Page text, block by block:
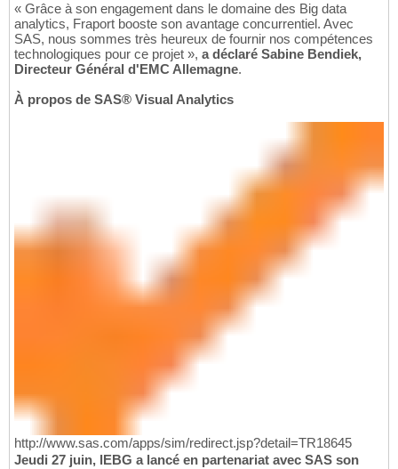
« Grâce à son engagement dans le domaine des Big data
analytics, Fraport booste son avantage concurrentiel. Avec
SAS, nous sommes très heureux de fournir nos compétences
technologiques pour ce projet », a déclaré Sabine Bendiek,
Directeur Général d'EMC Allemagne.
À propos de SAS® Visual Analytics
http://www.sas.com/apps/sim/redirect.jsp?detail=TR18645
Jeudi 27 juin, lEBG a lancé en partenariat avec SAS son